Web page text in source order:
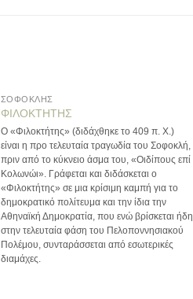
ΣΟΦΟΚΛΗΣ
ΦΙΛΟΚΤΗΤΗΣ
Ο «Φιλοκτήτης» (διδάχθηκε το 409 π. Χ.)
είναι η προ τελευταία τραγωδία του Σοφοκλή,
πριν από το κύκνειο άσμα του, «Οιδίπους επί
Κολωνώι». Γράφεται και διδάσκεται ο
«Φιλοκτήτης» σε μια κρίσιμη καμπή για το
δημοκρατικό πολίτευμα και την ίδια την
Αθηναϊκή Δημοκρατία, που ενώ βρίσκεται ήδη
στην τελευταία φάση του Πελοποννησιακού
Πολέμου, συνταράσσεται από εσωτερικές
διαμάχες.